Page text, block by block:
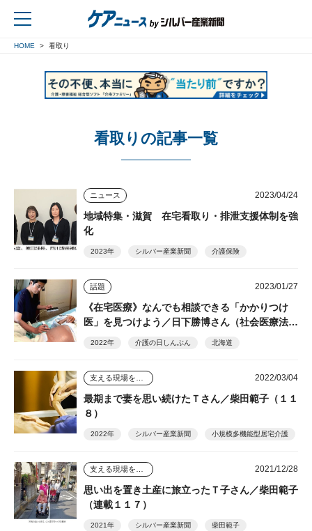
HOME 看取り
看取りの記事一覧
ニュース 2023/04/24
地域特集・滋賀 在宅看取り・排泄支援体制を強
化
2023年 シルバー産業新聞 介護保険
話題 2023/01/27
《在宅医療》なんでも相談できる「かかりつけ
医」を見つけよう／日下勝博さん（社会医療法人
関愛会江別訪問診療所）
2022年 介護の日しんぶん 北海道
2022/03/04
最期まで妻を思い続けたＴさん／柴田範子（１１
８）
2022年 シルバー産業新聞 小規模多機能型居宅介護
2021/12/28
思い出を置き土産に旅立ったＴ子さん／柴田範子
（連載１１７）
2021年 シルバー産業新聞 柴田範子